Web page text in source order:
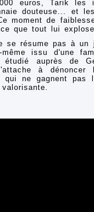
euros, Tarik les
douteuse... et
moment de
que tout lui
se résume pas à un
issu d'une
auprès de
à dénoncer
qui ne gagnent pas